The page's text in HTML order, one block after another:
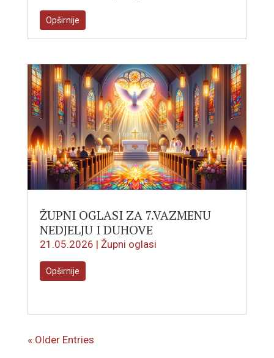
Opširnije
ŽUPNI OGLASI ZA 7.VAZMENU
NEDJELJU I DUHOVE
21.05.2026 | Župni oglasi
Opširnije
« Older Entries